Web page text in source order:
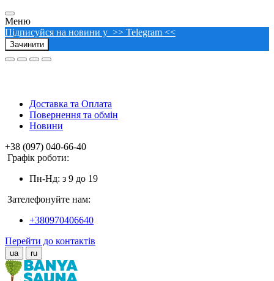
Меню
Підписуйся на новини у >> Telegram <<
Зачинити
Доставка та Оплата
Повернення та обмін
Новини
+38 (097) 040-66-40
Графік роботи:
Пн-Нд: з 9 до 19
Зателефонуйте нам:
+380970406640
Перейти до контактів
ua ru